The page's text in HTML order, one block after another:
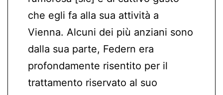
che egli fa alla sua attività a
Vienna. Alcuni dei più anziani sono
dalla sua parte, Federn era
profondamente risentito per il
trattamento riservato al suo